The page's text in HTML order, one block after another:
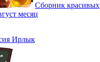
Сборник красивых
месяц
Ирлык